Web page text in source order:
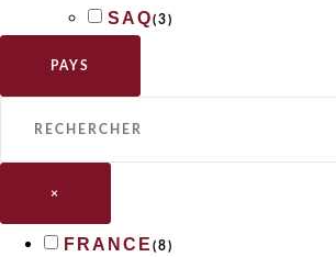
SAQ(3)
PAYS
×
FRANCE (8)